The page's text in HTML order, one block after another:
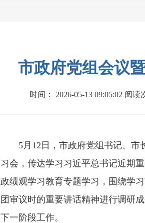
市政府党组会议
时间： 2026-05-13 09:05:02 阅读
5月12日，市政府党组书记、
习会，传达学习习近平总书记近期
政绩观学习教育专题学习，围绕学
团审议时的重要讲话精神进行调研
下一阶段工作。